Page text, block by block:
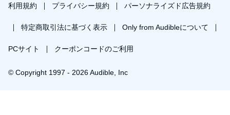
利用規約 プライバシー規約 パーソナライズド広告規約
特定商取引法に基づく表示 Only from Audibleについて
PCサイト クーポンコードのご利用
© Copyright 1997 - 2026 Audible, Inc